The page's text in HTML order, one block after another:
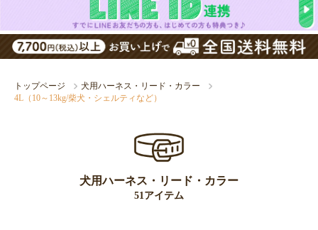
トップページ
犬用ハーネス・リード・カラー
4L（10～13kg/柴犬・シェルティなど）
犬用ハーネス・リード・カラー
51アイテム